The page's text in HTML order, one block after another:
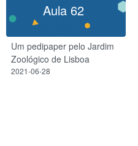
Aula 62
Um pedipaper pelo Jardim
Zoológico de Lisboa
2021-06-28